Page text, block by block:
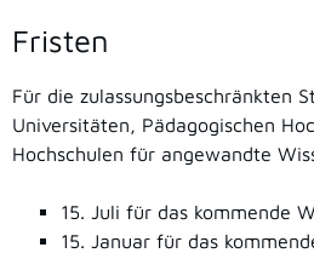
Fristen
Für die zulassungsbeschränkten
Universitäten, Pädagogischen
Hochschulen für angewandte
15. Juli für das kommende
15. Januar für das